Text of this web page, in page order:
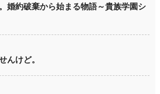
婚約破棄から始まる物語～貴族学園シ
んけど。